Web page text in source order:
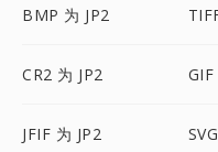
BMP 为 JP2
CR2 为 JP2 GIF
JFIF 为 JP2